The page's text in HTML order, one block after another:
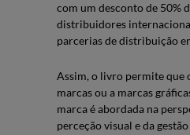
com um desconto de 50%
distribuidores
parcerias de distribuição
Assim, o livro permite que
marcas ou a marcas
marca é abordada na
perceção visual e da